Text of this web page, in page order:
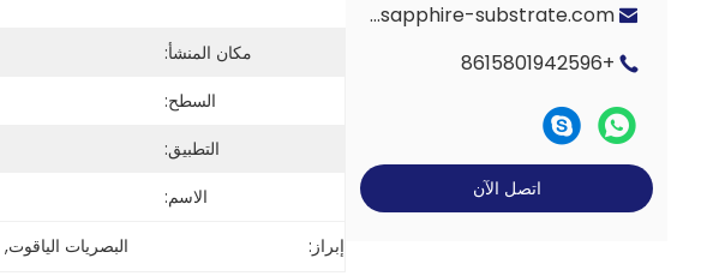
Eric-wang@sapphire-substrate.com
+8615801942596
اتصل الآن
مكان المنشأ:
السطح:
التطبيق:
الاسم:
إبراز: البصريات الياقوت,